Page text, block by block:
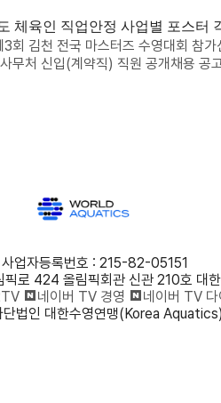
체육인 직업안정 사업별 포스터
3회 김천 전국 마스터즈 수영대회 참가
무처 신입(계약직) 직원 공개채용 공
사업자등록번호 : 215-82-05151
픽로 424 올림픽회관 신관 210호 대
네이버 TV 경영 네이버 TV 다
법인 대한수영연맹(Korea